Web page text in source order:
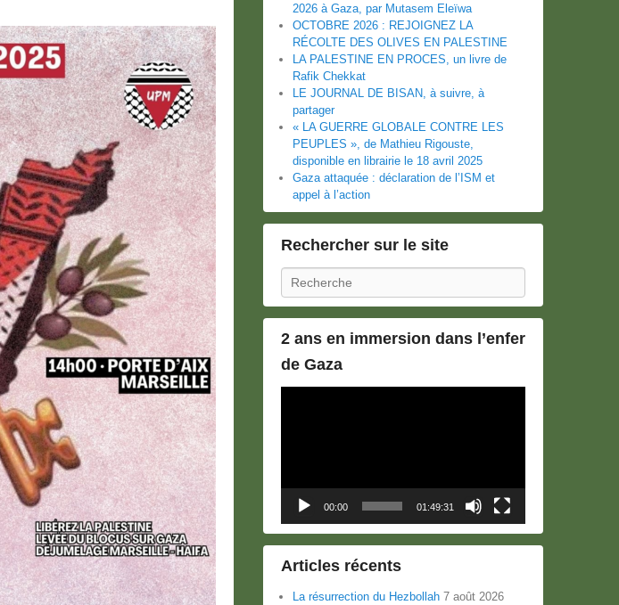
2026 à Gaza, par Mutasem Eleïwa
OCTOBRE 2026 : REJOIGNEZ LA
RÉCOLTE DES OLIVES EN PALESTINE
LA PALESTINE EN PROCES, un livre de
Rafik Chekkat
LE JOURNAL DE BISAN, à suivre, à
partager
« LA GUERRE GLOBALE CONTRE LES
PEUPLES », de Mathieu Rigouste,
disponible en librairie le 18 avril 2025
Gaza attaquée : déclaration de l’ISM et
appel à l’action
Rechercher sur le site
Recherche
2 ans en immersion dans l’enfer
de Gaza
00:00 01:49:31
Articles récents
La résurrection du Hezbollah 7 août 2026